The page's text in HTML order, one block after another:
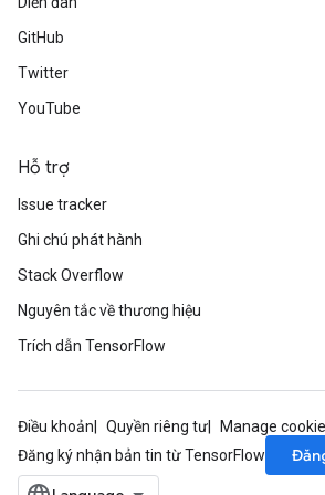
GitHub
Twitter
YouTube
Hỗ trợ
Issue tracker
Ghi chú phát hành
Stack Overflow
Nguyên tắc về thương hiệu
Trích dẫn TensorFlow
Điều khoản Quyền riêng tư
Manage
Đăng ký nhận bản tin từ TensorFlow